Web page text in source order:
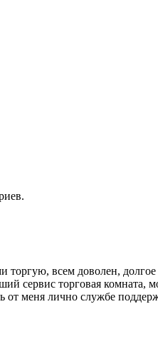
всем доволен,
сервис торговая комната,
от меня лично службе